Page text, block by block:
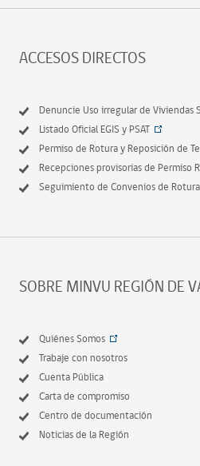
ACCESOS DIRECTOS
Denuncie Uso irregular de Viviendas
Listado Oficial EGIS y PSAT
Permiso de Rotura y Reposición de
Recepciones provisorias de Permiso
Seguimiento de Convenios de Rotura
SOBRE MINVU REGIÓN DE
Quiénes Somos
Trabaje con nosotros
Cuenta Pública
Carta de compromiso
Centro de documentación
Noticias de la Región